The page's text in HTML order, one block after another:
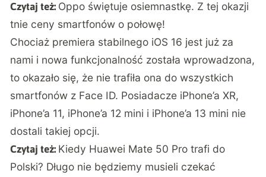
Czytaj też: Oppo świętuje osiemnastkę. Z tej okazji
tnie ceny smartfonów o połowę!
Chociaż premiera stabilnego iOS 16 jest już za
nami i nowa funkcjonalność została wprowadzona,
to okazało się, że nie trafiła ona do wszystkich
smartfonów z Face ID. Posiadacze iPhone’a XR,
iPhone’a 11, iPhone’a 12 mini i iPhone’a 13 mini nie
dostali takiej opcji.
Czytaj też: Kiedy Huawei Mate 50 Pro trafi do
Polski? Długo nie będziemy musieli czekać